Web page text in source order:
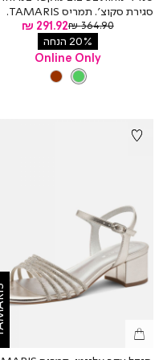
סגירת סקוצ’. תמריס TAMARIS.
מחיר
מוצר
291.92 ₪
מחיר
רגיל
364.90 ₪
20% הנחה
Online Only
צבע
GREEN
GREEN
BROWN